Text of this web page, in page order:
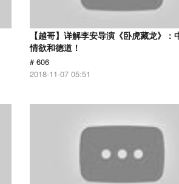
【越哥】详解李安导演《卧虎藏龙》：
情欲和德道！
# 606
2018-11-07 05:51